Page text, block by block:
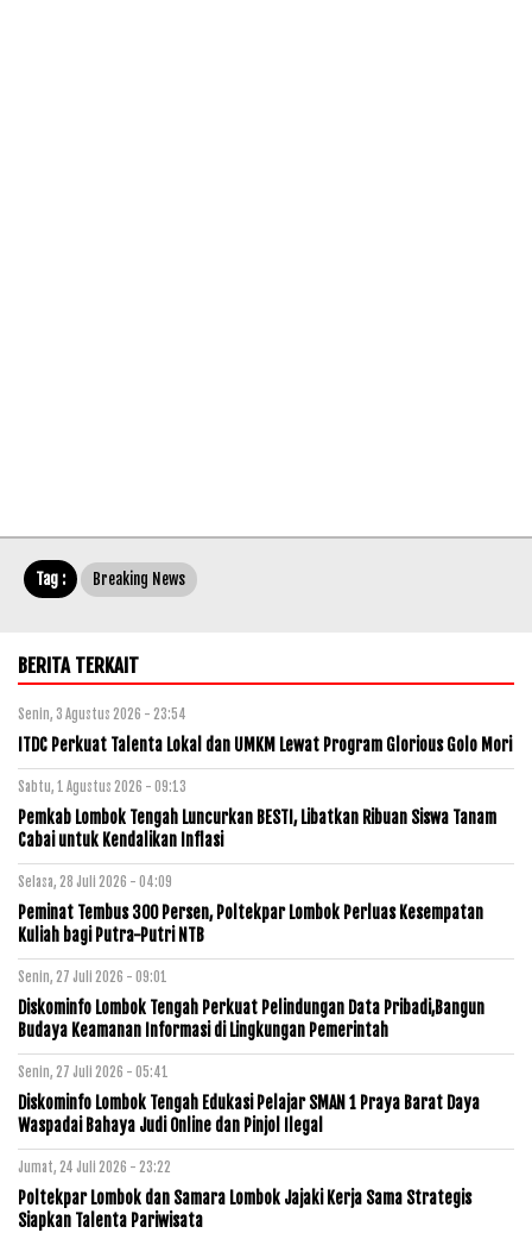
Tag : Breaking News
BERITA TERKAIT
Senin, 3 Agustus 2026 - 23:54
ITDC Perkuat Talenta Lokal dan UMKM Lewat Program Glorious Golo Mori
Sabtu, 1 Agustus 2026 - 09:13
Pemkab Lombok Tengah Luncurkan BESTI, Libatkan Ribuan Siswa Tanam
Cabai untuk Kendalikan Inflasi
Selasa, 28 Juli 2026 - 04:09
Peminat Tembus 300 Persen, Poltekpar Lombok Perluas Kesempatan
Kuliah bagi Putra-Putri NTB
Senin, 27 Juli 2026 - 09:01
Diskominfo Lombok Tengah Perkuat Pelindungan Data Pribadi,Bangun
Budaya Keamanan Informasi di Lingkungan Pemerintah
Senin, 27 Juli 2026 - 05:41
Diskominfo Lombok Tengah Edukasi Pelajar SMAN 1 Praya Barat Daya
Waspadai Bahaya Judi Online dan Pinjol Ilegal
Jumat, 24 Juli 2026 - 23:22
Poltekpar Lombok dan Samara Lombok Jajaki Kerja Sama Strategis
Siapkan Talenta Pariwisata